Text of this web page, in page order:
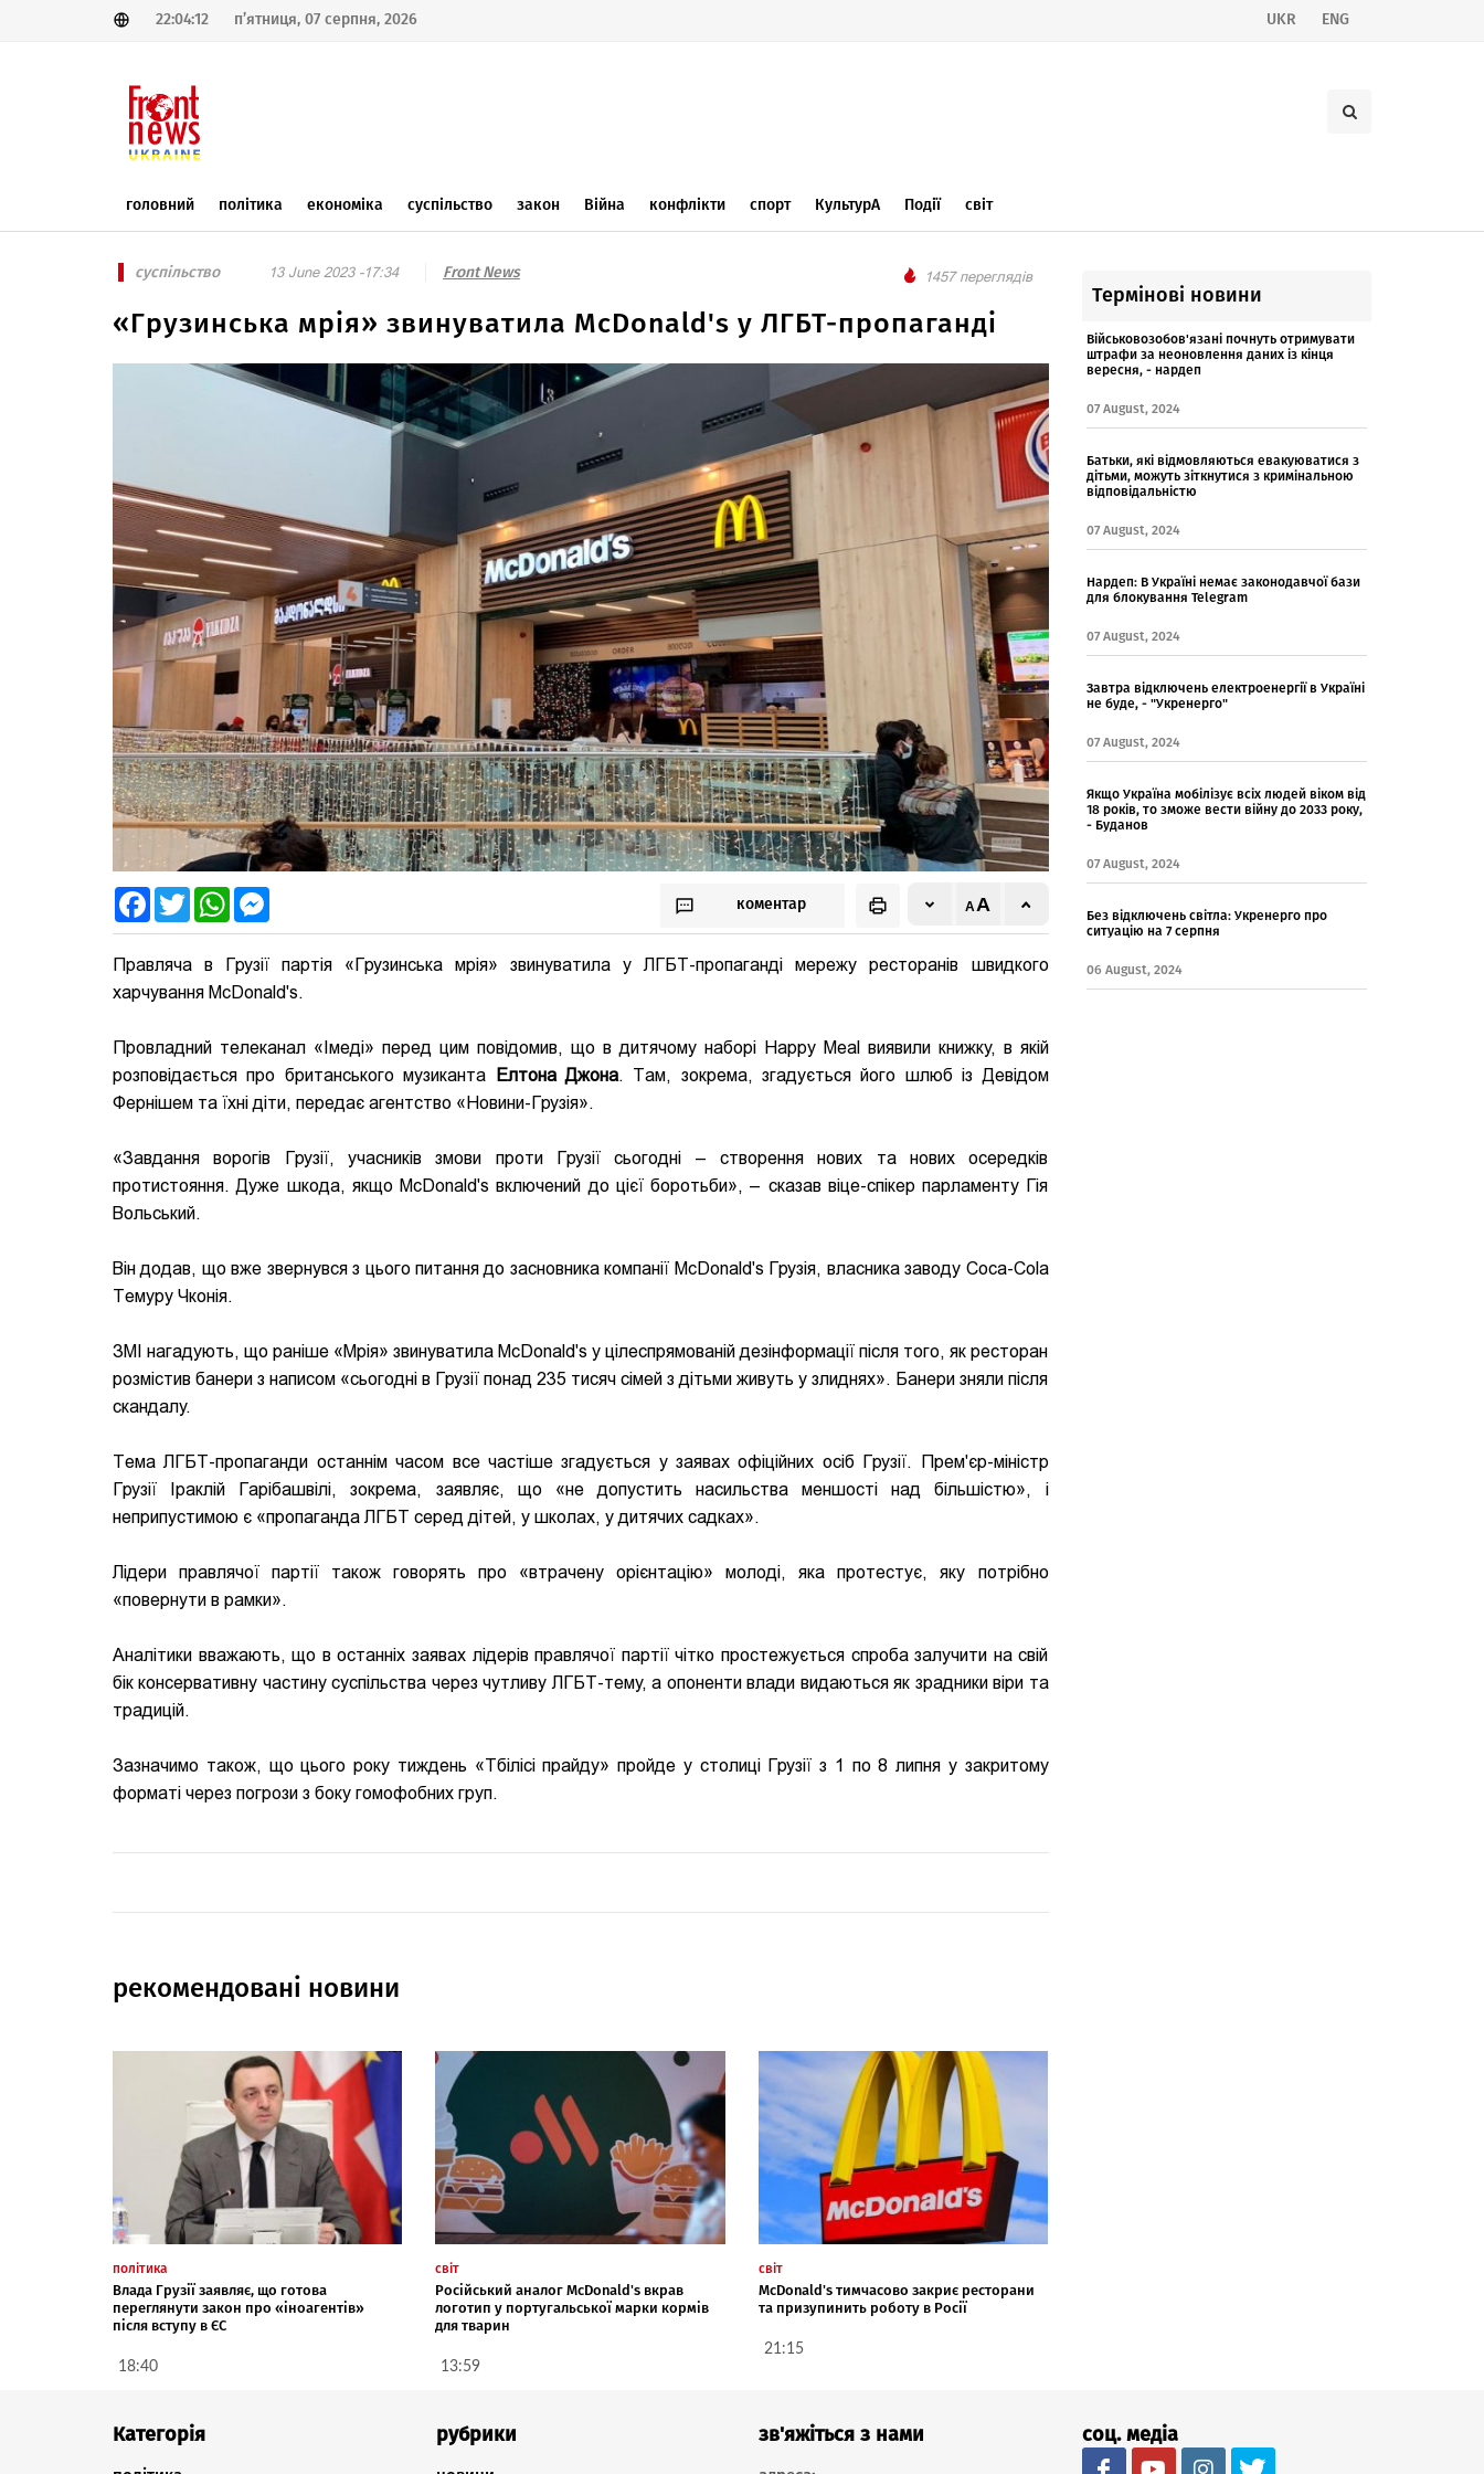
22:04:12 п’ятниця, 07 серпня, 2026 UKR ENG
головний політика економіка суспільство закон Війна конфлікти спорт КультурА Події світ
суспільство 13 June 2023 -17:34 Front News 1457 переглядів
«Грузинська мрія» звинуватила McDonald's у ЛГБТ-пропаганді
FacebookTwitter WhatsApp коментар
Правляча в Грузії партія «Грузинська мрія» звинуватила у ЛГБТ-пропаганді мережу ресторанів швидкого
харчування McDonald's.
Провладний телеканал «Імеді» перед цим повідомив, що в дитячому наборі Happy Meal виявили книжку, в якій
розповідається про британського музиканта
Елтона Джона. Там, зокрема, згадується його шлюб із Девідом
Фернішем та їхні діти, передає агентство «Новини-Грузія».
«Завдання ворогів Грузії, учасників змови проти Грузії сьогодні – створення нових та нових осередків
протистояння. Дуже шкода, якщо McDonald's включений до цієї боротьби», – сказав віце-спікер парламенту Гія
Вольський.
Він додав, що вже звернувся з цього питання до засновника компанії McDonald's Грузія, власника заводу Coca-Cola
Темуру Чконія.
ЗМІ нагадують, що раніше «Мрія» звинуватила McDonald's у цілеспрямованій дезінформації після того, як ресторан
розмістив банери з написом «сьогодні в Грузії понад 235 тисяч сімей з дітьми живуть у злиднях». Банери зняли після
скандалу.
Тема ЛГБТ-пропаганди останнім часом все частіше згадується у заявах офіційних осіб Грузії. Прем'єр-міністр
Грузії Іраклій Гарібашвілі, зокрема, заявляє, що «не допустить насильства меншості над більшістю», і
неприпустимою є «пропаганда ЛГБТ серед дітей, у школах, у дитячих садках».
Лідери правлячої партії також говорять про «втрачену орієнтацію» молоді, яка протестує, яку потрібно
«повернути в рамки».
Аналітики вважають, що в останніх заявах лідерів правлячої партії чітко простежується спроба залучити на свій
бік консервативну частину суспільства через чутливу ЛГБТ-тему, а опоненти влади видаються як зрадники віри та
традицій.
Зазначимо також, що цього року тиждень «Тбілісі прайду» пройде у столиці Грузії з 1 по 8 липня у закритому
форматі через погрози з боку гомофобних груп.
рекомендовані новини
політика
Влада Грузії заявляє, що готова
переглянути закон про «іноагентів»
після вступу в ЄС
18:40
світ
Російський аналог McDonald's вкрав
логотип у португальської марки кормів
для тварин
13:59
світ
McDonald's тимчасово закриє ресторани
та призупинить роботу в Росії
21:15
Термінові новини
Військовозобов'язані почнуть отримувати
штрафи за неоновлення даних із кінця
вересня, - нардеп
07 August, 2024
Батьки, які відмовляються евакуюватися з
дітьми, можуть зіткнутися з кримінальною
відповідальністю
07 August, 2024
Нардеп: В Україні немає законодавчої бази
для блокування Telegram
07 August, 2024
Завтра відключень електроенергії в Україні
не буде, - "Укренерго"
07 August, 2024
Якщо Україна мобілізує всіх людей віком від
18 років, то зможе вести війну до 2033 року,
- Буданов
07 August, 2024
Без відключень світла: Укренерго про
ситуацію на 7 серпня
06 August, 2024
Категорія рубрики зв'яжіться з нами соц. медіа